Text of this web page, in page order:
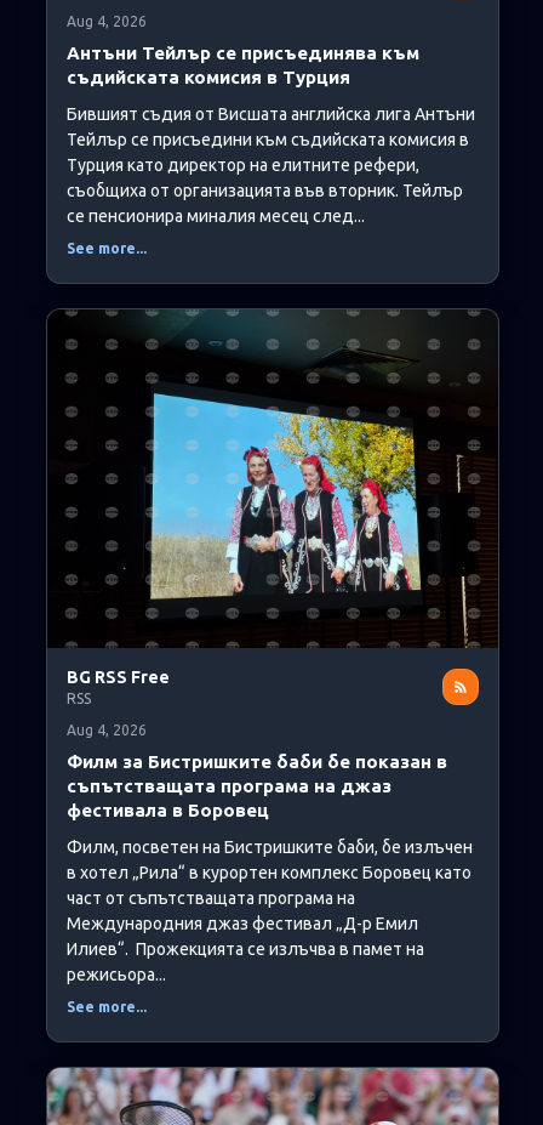
Aug 4, 2026
Антъни Тейлър се присъединява към
съдийската комисия в Турция
Бившият съдия от Висшата английска лига Антъни
Тейлър се присъедини към съдийската комисия в
Турция като директор на елитните рефери,
съобщиха от организацията във вторник. Тейлър
се пенсионира миналия месец след...
See more...
BG RSS Free
RSS
Aug 4, 2026
Филм за Бистришките баби бе показан в
съпътстващата програма на джаз
фестивала в Боровец
Филм, посветен на Бистришките баби, бе излъчен
в хотел „Рила“ в курортен комплекс Боровец като
част от съпътстващата програма на
Международния джаз фестивал „Д-р Емил
Илиев“. Прожекцията се излъчва в памет на
режисьора...
See more...